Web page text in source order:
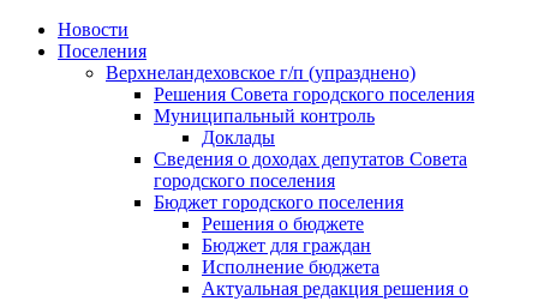
Skip
Новости
Поселения
Верхнеландеховское г/п (упразднено)
Решения Совета городского поселения
Муниципальный контроль
Доклады
Сведения о доходах депутатов Совета
городского поселения
Бюджет городского поселения
Решения о бюджете
Бюджет для граждан
Исполнение бюджета
Актуальная редакция решения о